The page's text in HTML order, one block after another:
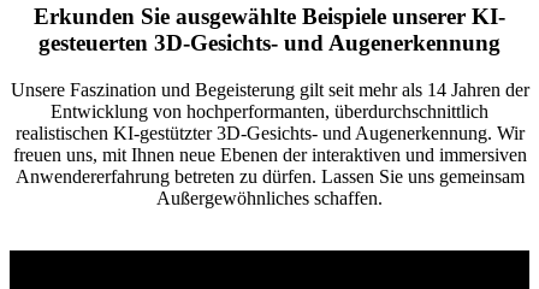
Erkunden Sie ausgewählte Beispiele unserer KI-
gesteuerten 3D-Gesichts- und Augenerkennung
Unsere Faszination und Begeisterung gilt seit mehr als 14 Jahren der
Entwicklung von hochperformanten, überdurchschnittlich
realistischen KI-gestützter 3D-Gesichts- und Augenerkennung. Wir
freuen uns, mit Ihnen neue Ebenen der interaktiven und immersiven
Anwendererfahrung betreten zu dürfen. Lassen Sie uns gemeinsam
Außergewöhnliches schaffen.